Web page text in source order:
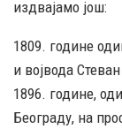
издвајамо још:
1809. године
и војвода
1896. године,
Београду, на